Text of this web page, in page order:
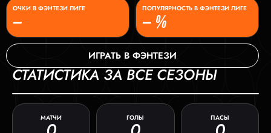
–
ОЧКИ В ФЭНТЕЗИ ЛИГЕ
– %
ПОПУЛЯРНОСТЬ В ФЭНТЕЗИ ЛИГЕ
ИГРАТЬ В ФЭНТЕЗИ
СТАТИСТИКА ЗА ВСЕ СЕЗОНЫ
МАТЧИ ГОЛЫ ПАСЫ